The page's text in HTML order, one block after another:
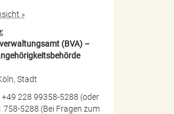
»
(BVA) –
Stadt
+49 228 99358-5288 (oder
758-5288 (Bei Fragen zum